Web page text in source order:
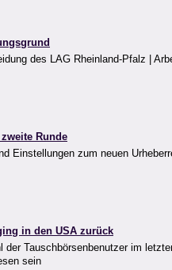
des LAG Rheinland-Pfalz |
Runde
Einstellungen zum neuen
in den USA zurück
der Tauschbörsenbenutzer im
sein